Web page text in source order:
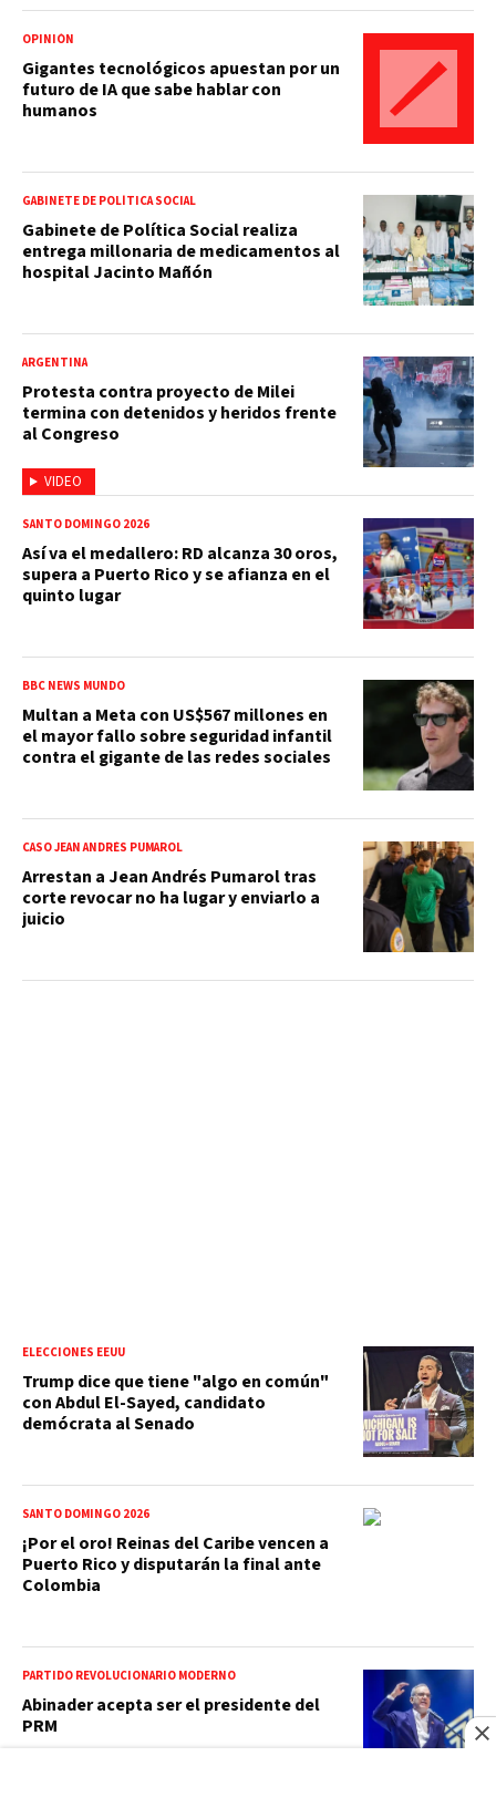
OPINIÓN
Gigantes tecnológicos apuestan por un
futuro de IA que sabe hablar con
humanos
GABINETE DE POLÍTICA SOCIAL
Gabinete de Política Social realiza
entrega millonaria de medicamentos al
hospital Jacinto Mañón
VIDEO
ARGENTINA
Protesta contra proyecto de Milei
termina con detenidos y heridos frente
al Congreso
SANTO DOMINGO 2026
Así va el medallero: RD alcanza 30 oros,
supera a Puerto Rico y se afianza en el
quinto lugar
BBC NEWS MUNDO
Multan a Meta con US$567 millones en
el mayor fallo sobre seguridad infantil
contra el gigante de las redes sociales
CASO JEAN ANDRÉS PUMAROL
Arrestan a Jean Andrés Pumarol tras
corte revocar no ha lugar y enviarlo a
juicio
ELECCIONES EEUU
Trump dice que tiene "algo en común"
con Abdul El-Sayed, candidato
demócrata al Senado
SANTO DOMINGO 2026
¡Por el oro! Reinas del Caribe vencen a
Puerto Rico y disputarán la final ante
Colombia
PARTIDO REVOLUCIONARIO MODERNO
Abinader acepta ser el presidente del
PRM